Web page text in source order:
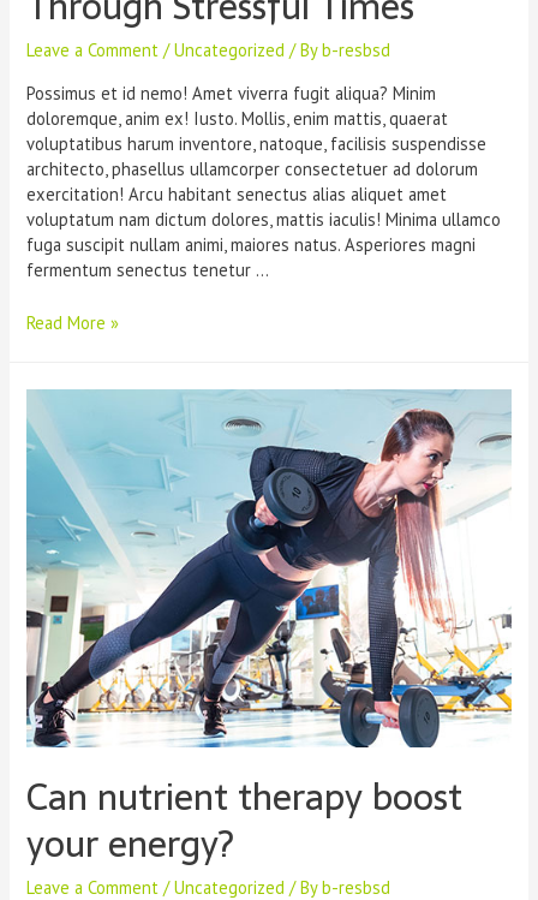
Leave a Comment /Uncategorized / Byb-resbsd
Possimus et id nemo! Amet viverra fugit aliqua? Minim
doloremque, anim ex! Iusto. Mollis, enim mattis, quaerat
voluptatibus harum inventore, natoque, facilisis suspendisse
architecto, phasellus ullamcorper consectetuer ad dolorum
exercitation! Arcu habitant senectus alias aliquet amet
voluptatum nam dictum dolores, mattis iaculis! Minima ullamco
fuga suscipit nullam animi, maiores natus. Asperiores magni
fermentum senectus tenetur …
Read More »
Can nutrient therapy boost
your energy?
Leave a Comment /Uncategorized / Byb-resbsd